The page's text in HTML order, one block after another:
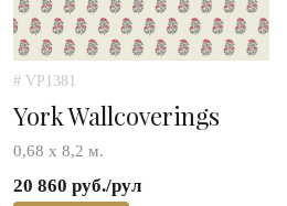
# VP1381
York Wallcoverings
0,68 х 8,2 м.
20 860 руб./рул